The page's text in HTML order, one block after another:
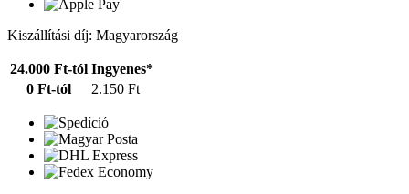
Kiszállítási díj: Magyarország
24.000 Ft-tól Ingyenes*
0 Ft-tól
2.150 Ft